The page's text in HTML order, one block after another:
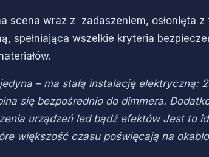
scena wraz z zadaszeniem, osłonięta z
spełniająca wszelkie kryteria
– ma stałą instalację elektryczną:
się bezpośrednio do dimmera.
urządzeń led bądź efektów Jest to
większość czasu poświęcają na